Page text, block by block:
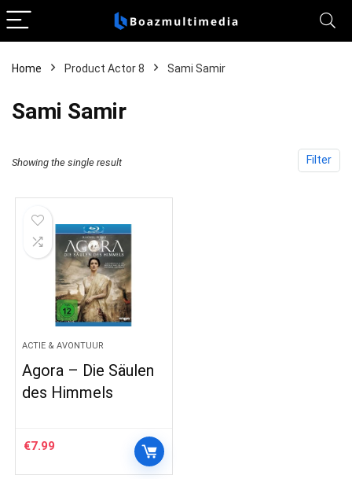
Home Product Actor 8 Sami Samir
Sami Samir
Filter
Showing the single result
ACTIE & AVONTUUR
Agora – Die Säulen
des Himmels
€7.99